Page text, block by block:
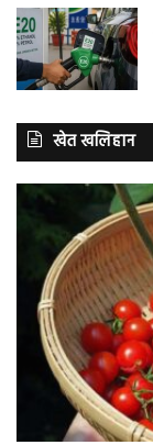
खेत खलिहान